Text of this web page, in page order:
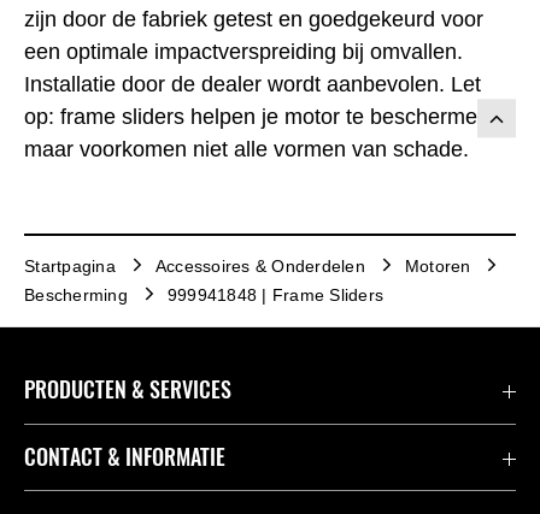
zijn door de fabriek getest en goedgekeurd voor
een optimale impactverspreiding bij omvallen.
Installatie door de dealer wordt aanbevolen. Let
op: frame sliders helpen je motor te beschermen,
maar voorkomen niet alle vormen van schade.
Startpagina Accessoires & Onderdelen
Motoren
Bescherming
999941848 | Frame Sliders
PRODUCTEN & SERVICES
Accessoires & Onderdelen
CONTACT & INFORMATIE